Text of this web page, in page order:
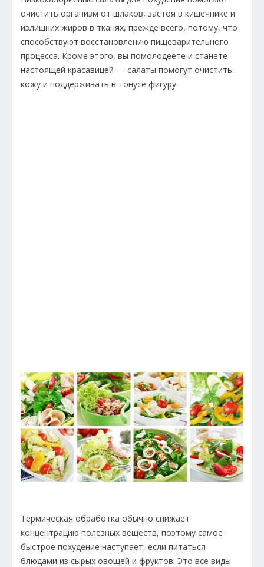
очистить организм от шлаков, застоя в кишечнике и
излишних жиров в тканях, прежде всего, потому, что
способствуют восстановлению пищеварительного
процесса. Кроме этого, вы помолодеете и станете
настоящей красавицей — салаты помогут очистить
кожу и поддерживать в тонусе фигуру.
Термическая обработка обычно снижает
концентрацию полезных веществ, поэтому самое
быстрое похудение наступает, если питаться
блюдами из сырых овощей и фруктов. Это все виды